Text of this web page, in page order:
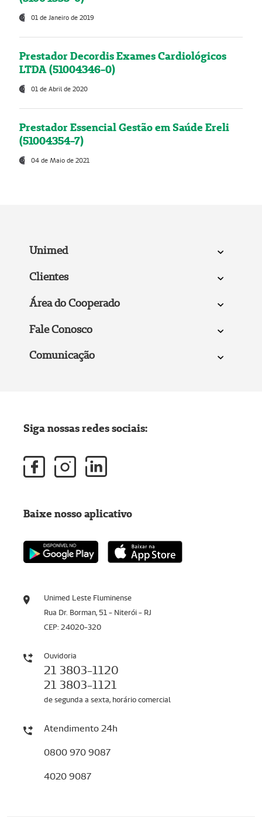
01 de Janeiro de 2019
Prestador Decordis Exames Cardiológicos
LTDA (51004346-0)
01 de Abril de 2020
Prestador Essencial Gestão em Saúde Ereli
(51004354-7)
04 de Maio de 2021
Unimed
Clientes
Área do Cooperado
Fale Conosco
Comunicação
Unimed Leste Fluminense
Rua Dr. Borman, 51 - Niterói - RJ
CEP: 24020-320
Ouvidoria
21 3803-1120
21 3803-1121
de segunda a sexta, horário comercial
Atendimento 24h
0800 970 9087
4020 9087
Siga nossas redes sociais:
Baixe nosso aplicativo